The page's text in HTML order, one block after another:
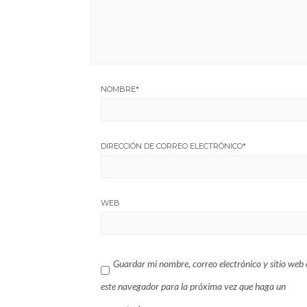
NOMBRE*
DIRECCIÓN DE CORREO ELECTRÓNICO*
WEB
Guardar mi nombre, correo electrónico y sitio web
este navegador para la próxima vez que haga un